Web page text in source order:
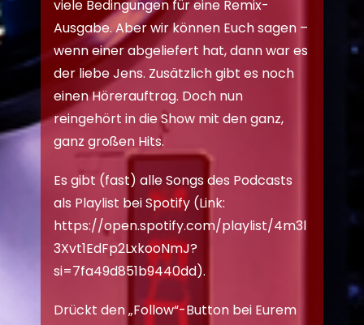
viele Bedingungen für eine Remix-
Ausgabe. Aber wir können Euch sagen –
wenn einer abgeliefert hat, dann war es
der liebe Jens. Zusätzlich gibt es noch
einen Hörerauftrag. Doch nun
reingehört in die Show mit den ganz,
ganz großen Hits.
Es gibt (fast) alle Songs des Podcasts
als Playlist bei Spotify (Link:
https://open.spotify.com/playlist/4m3l
3Xvt1EdFp2LxkooNmJ?
si=7fa49d851b9440dd).
Drückt den „Follow“-Button bei Eurem